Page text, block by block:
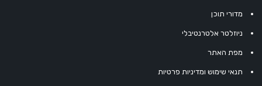
מדורי תוכן
ניוזלטר אלטרנטיבלי
מפת האתר
תנאי שימוש ומדיניות פרטיות